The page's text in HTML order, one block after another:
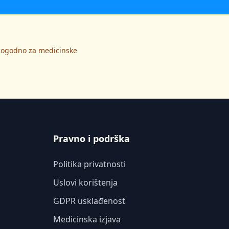
za medicinske
Pravno i podrška
Politika privatnosti
Uslovi korištenja
GDPR usklađenost
Medicinska izjava